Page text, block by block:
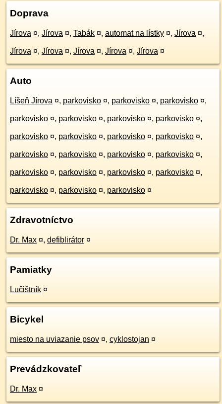
Doprava
Jírova ¤, Jírova ¤, Tabák ¤, automat na lístky ¤, Jírova ¤,
Jírova ¤, Jírova ¤, Jírova ¤, Jírova ¤, Jírova ¤
Auto
Líšeň Jírova ¤, parkovisko ¤, parkovisko ¤, parkovisko ¤,
parkovisko ¤, parkovisko ¤, parkovisko ¤, parkovisko ¤,
parkovisko ¤, parkovisko ¤, parkovisko ¤, parkovisko ¤,
parkovisko ¤, parkovisko ¤, parkovisko ¤, parkovisko ¤,
parkovisko ¤, parkovisko ¤, parkovisko ¤, parkovisko ¤,
parkovisko ¤, parkovisko ¤, parkovisko ¤
Zdravotníctvo
Dr. Max ¤, defiblirátor ¤
Pamiatky
Lučištník ¤
Bicykel
miesto na uviazanie psov ¤, cyklostojan ¤
Prevádzkovateľ
Dr. Max ¤